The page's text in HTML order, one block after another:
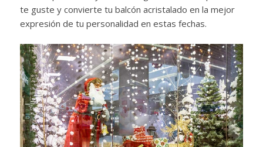
te guste y convierte tu balcón acristalado en la mejor
expresión de tu personalidad en estas fechas.